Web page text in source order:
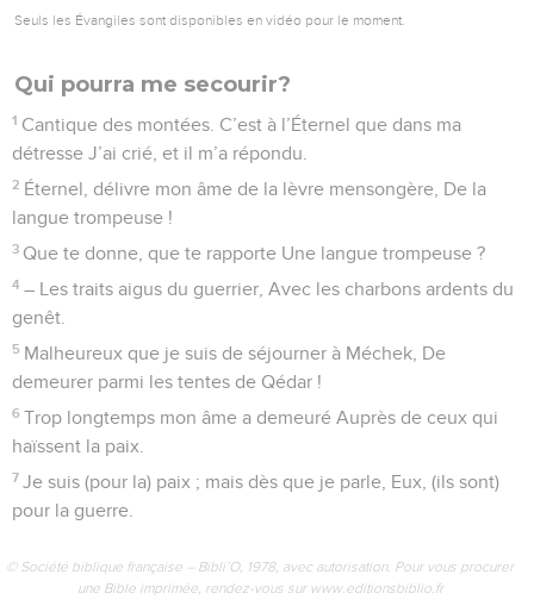
Seuls les Évangiles sont disponibles en vidéo pour le moment.
Qui pourra me secourir?
1 Cantique des montées. C’est à l’Éternel que dans ma
détresse J’ai crié, et il m’a répondu.
2 Éternel, délivre mon âme de la lèvre mensongère, De la
langue trompeuse !
3 Que te donne, que te rapporte Une langue trompeuse ?
4 – Les traits aigus du guerrier, Avec les charbons ardents du
genêt.
5 Malheureux que je suis de séjourner à Méchek, De
demeurer parmi les tentes de Qédar !
6 Trop longtemps mon âme a demeuré Auprès de ceux qui
haïssent la paix.
7 Je suis (pour la) paix ; mais dès que je parle, Eux, (ils sont)
pour la guerre.
© Société biblique française – Bibli’O, 1978, avec autorisation. Pour vous procurer
une Bible imprimée, rendez-vous sur www.editionsbiblio.fr